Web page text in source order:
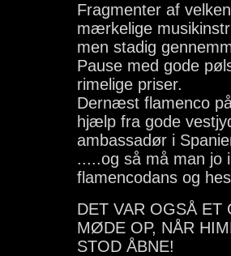
Fragmenter af
mærkelige
men stadig
Pause med gode
rimelige priser.
Dernæst flamenco
hjælp fra gode
ambassadør i
.....og så må man jo
flamencodans og
DET VAR OGSÅ ET
MØDE OP, NÅR
STOD ÅBNE!